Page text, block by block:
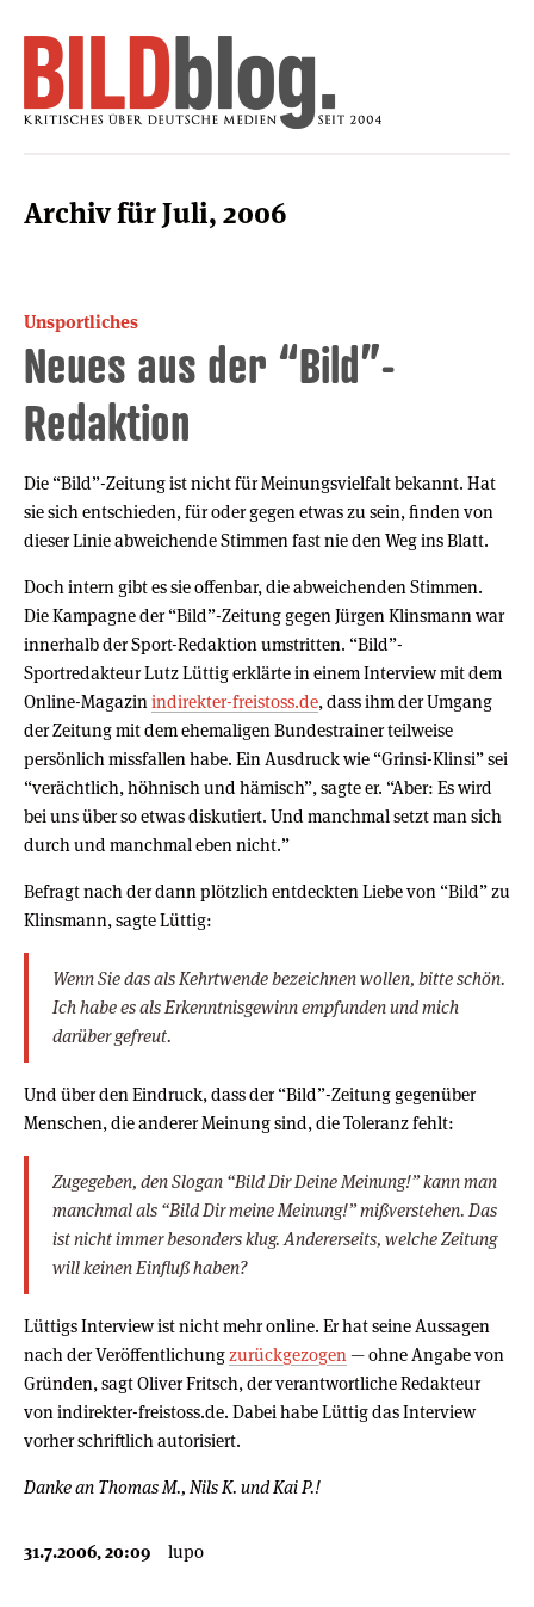
Archiv für Juli, 2006
Unsportliches
Neues aus der “Bild”-
Redaktion
Die “Bild”-Zeitung ist nicht für Meinungsvielfalt bekannt. Hat
sie sich entschieden, für oder gegen etwas zu sein, finden von
dieser Linie abweichende Stimmen fast nie den Weg ins Blatt.
Doch intern gibt es sie offenbar, die abweichenden Stimmen.
Die Kampagne der “Bild”-Zeitung gegen Jürgen Klinsmann war
innerhalb der Sport-Redaktion umstritten. “Bild”-
Sportredakteur Lutz Lüttig erklärte in einem Interview mit dem
Online-Magazin indirekter-freistoss.de, dass ihm der Umgang
der Zeitung mit dem ehemaligen Bundestrainer teilweise
persönlich missfallen habe. Ein Ausdruck wie “Grinsi-Klinsi” sei
“verächtlich, höhnisch und hämisch”, sagte er. “Aber: Es wird
bei uns über so etwas diskutiert. Und manchmal setzt man sich
durch und manchmal eben nicht.”
Befragt nach der dann plötzlich entdeckten Liebe von “Bild” zu
Klinsmann, sagte Lüttig:
Wenn Sie das als Kehrtwende bezeichnen wollen, bitte schön.
Ich habe es als Erkenntnisgewinn empfunden und mich
darüber gefreut.
Und über den Eindruck, dass der “Bild”-Zeitung gegenüber
Menschen, die anderer Meinung sind, die Toleranz fehlt:
Zugegeben, den Slogan “Bild Dir Deine Meinung!” kann man
manchmal als “Bild Dir meine Meinung!” mißverstehen. Das
ist nicht immer besonders klug. Andererseits, welche Zeitung
will keinen Einfluß haben?
Lüttigs Interview ist nicht mehr online. Er hat seine Aussagen
nach der Veröffentlichung zurückgezogen — ohne Angabe von
Gründen, sagt Oliver Fritsch, der verantwortliche Redakteur
von indirekter-freistoss.de. Dabei habe Lüttig das Interview
vorher schriftlich autorisiert.
Danke an Thomas M., Nils K. und Kai P.!
31.7.2006, 20:09 lupo